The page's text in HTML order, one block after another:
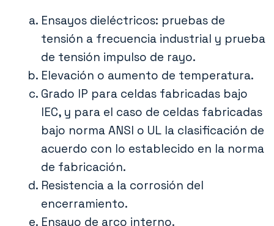
Ensayos dieléctricos: pruebas de
tensión a frecuencia industrial y prueba
de tensión impulso de rayo.
Elevación o aumento de temperatura.
Grado IP para celdas fabricadas bajo
IEC, y para el caso de celdas fabricadas
bajo norma ANSI o UL la clasificación de
acuerdo con lo establecido en la norma
de fabricación.
Resistencia a la corrosión del
encerramiento.
Ensayo de arco interno.